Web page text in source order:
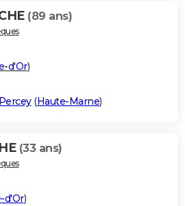
(89 ans)
d'Or)
(Haute-Marne)
(33 ans)
d'Or)